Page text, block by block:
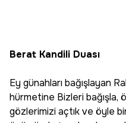
Berat Kandili Duası
Ey günahları bağışlayan
hürmetine Bizleri bağışla,
gözlerimizi açtık ve öyle